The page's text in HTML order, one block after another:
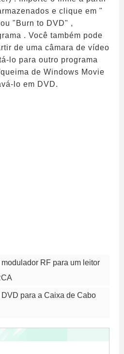
e clique em "
"Burn to DVD" ,
. Você também pode
de uma câmara de vídeo
lo para outro programa
de Windows Movie
lo em DVD.
RF para um leitor
para a Caixa de Cabo